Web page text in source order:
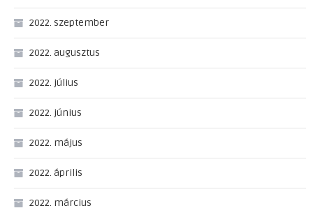
2022. szeptember
2022. augusztus
2022. július
2022. június
2022. május
2022. április
2022. március